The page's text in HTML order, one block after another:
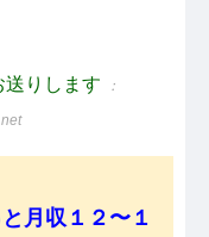
送りします ：
月収１２〜１